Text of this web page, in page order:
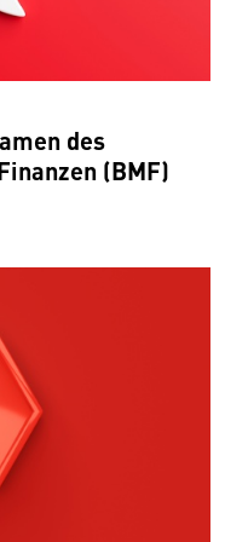
des
(BMF)